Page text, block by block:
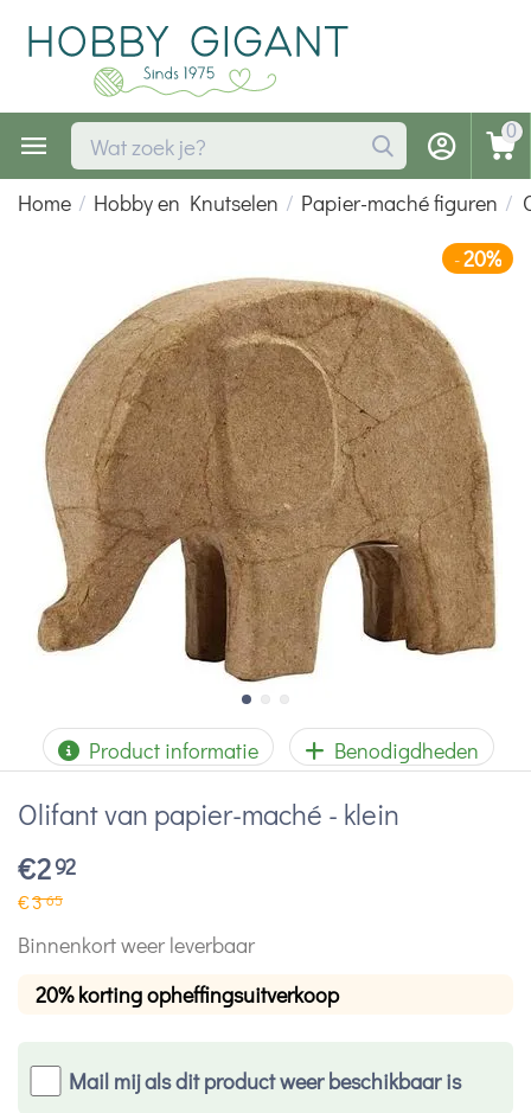
0
Home / Hobby en Knutselen / Papier-maché figuren /
-20%
Product informatie Benodigdheden
Olifant van papier-maché - klein
€292
€365
Binnenkort weer leverbaar
20% korting opheffingsuitverkoop
Mail mij als dit product weer beschikbaar is